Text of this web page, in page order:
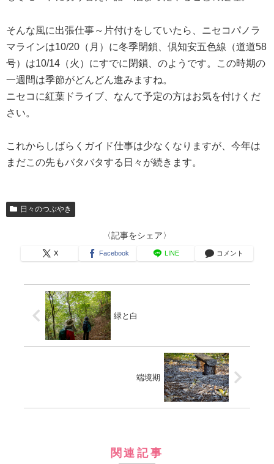
そんな風に出張仕事～片付けをしていたら、ニセコパノラ
マラインは10/20（月）に冬季閉鎖、倶知安五色線（道道58
号）は10/14（火）にすでに閉鎖、のようです。この時期の
一週間は季節がどんどん進みますね。
ニセコに紅葉ドライブ、なんて予定の方はお気を付けくだ
さい。
これからしばらくガイド仕事は少なくなりますが、今年は
まだこの先もバタバタする日々が続きます。
日々のつぶやき
〈記事をシェア〉
X Facebook LINE コメント
緑と白
端境期
関連記事